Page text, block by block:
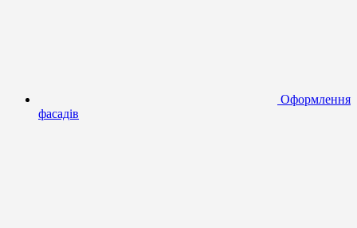
Оформлення
фасадів